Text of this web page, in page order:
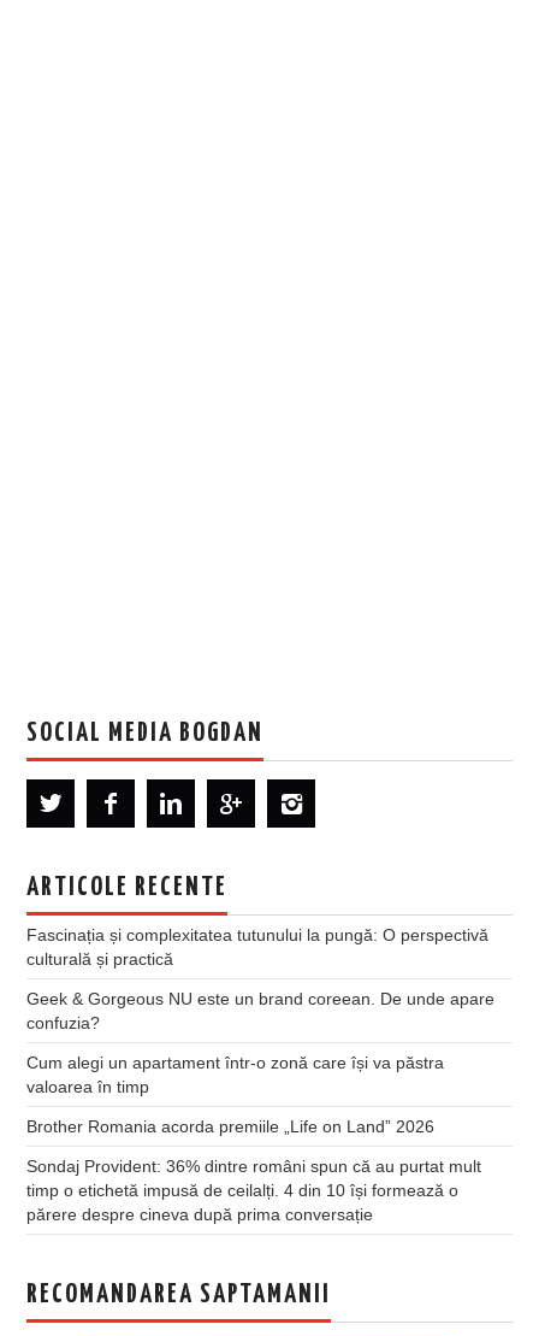
SOCIAL MEDIA BOGDAN
ARTICOLE RECENTE
Fascinația și complexitatea tutunului la pungă: O perspectivă
culturală și practică
Geek & Gorgeous NU este un brand coreean. De unde apare
confuzia?
Cum alegi un apartament într-o zonă care își va păstra
valoarea în timp
Brother Romania acorda premiile „Life on Land” 2026
Sondaj Provident: 36% dintre români spun că au purtat mult
timp o etichetă impusă de ceilalți. 4 din 10 își formează o
părere despre cineva după prima conversație
RECOMANDAREA SAPTAMANII